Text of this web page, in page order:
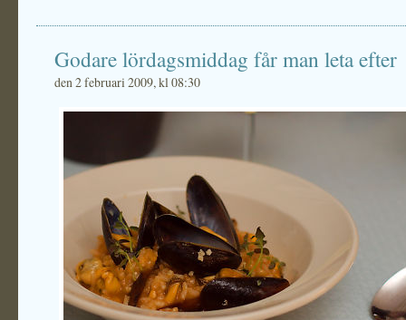
Godare lördagsmiddag får man leta efter
den 2 februari 2009, kl 08:30